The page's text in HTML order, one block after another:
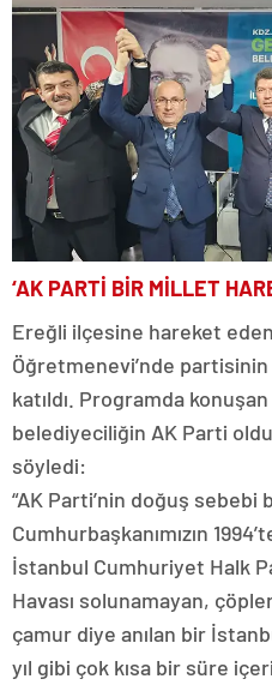
‘AK PARTİ BİR MİLLET
Ereğli ilçesine hareket
Öğretmenevi’nde
katıldı. Programda
belediyeciliğin AK Parti
söyledi:
“AK Parti’nin doğuş
Cumhurbaşkanımızın
İstanbul Cumhuriyet Halk
Havası solunamayan,
çamur diye anılan bir
yıl gibi çok kısa bir süre